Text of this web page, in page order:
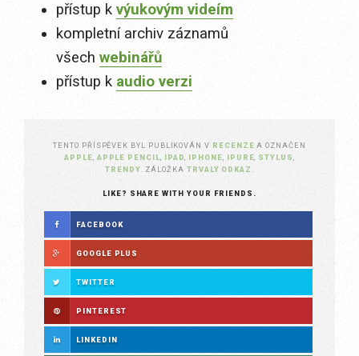
přístup k výukovým videím
kompletní archiv záznamů
všech webinářů
přístup k audio verzi
TENTO PŘÍSPĚVEK BYL PUBLIKOVÁN V RECENZE A OZNAČEN
APPLE APPLE PENCIL IPAD IPHONE IPURE STYLUS
TRENDY . ZÁLOŽKA TRVALÝ ODKAZ
LIKE? SHARE WITH YOUR FRIENDS.
FACEBOOK
GOOGLE PLUS
TWITTER
PINTEREST
LINKEDIN